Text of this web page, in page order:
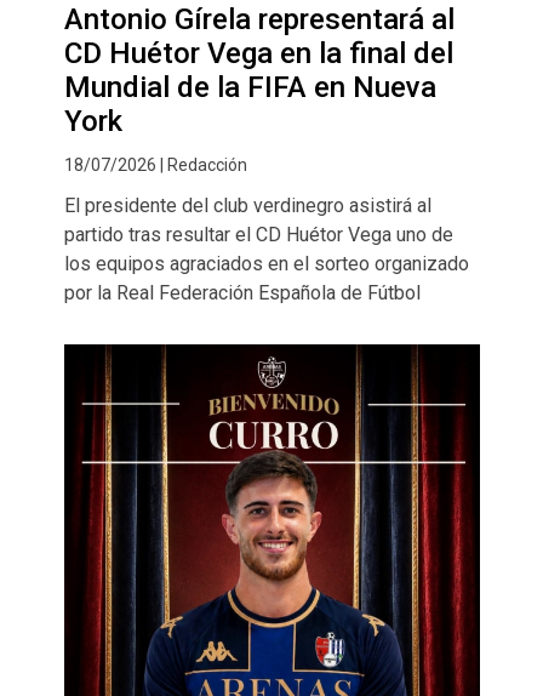
Antonio Gírela representará al
CD Huétor Vega en la final del
Mundial de la FIFA en Nueva
York
18/07/2026 | Redacción
El presidente del club verdinegro asistirá al
partido tras resultar el CD Huétor Vega uno de
los equipos agraciados en el sorteo organizado
por la Real Federación Española de Fútbol